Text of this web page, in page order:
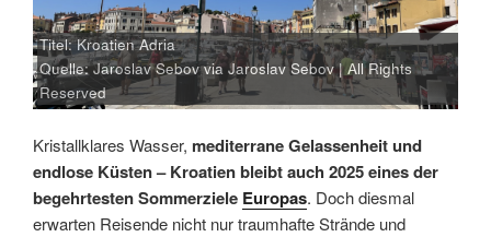
Titel: Kroatien Adria
Quelle: Jaroslav Sebov via Jaroslav Sebov | All Rights
Reserved
Kristallklares Wasser, mediterrane Gelassenheit und
endlose Küsten – Kroatien bleibt auch 2025 eines der
begehrtesten Sommerziele Europas. Doch diesmal
erwarten Reisende nicht nur traumhafte Strände und